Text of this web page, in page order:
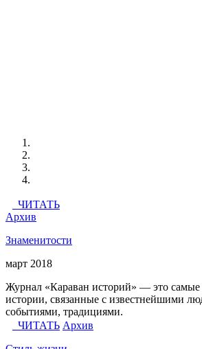
ЧИТАТЬ
Архив
Знаменитости
март 2018
Журнал «Караван историй» — это
истории, связанные с известнейшими
событиями, традициями.
ЧИТАТЬ Архив